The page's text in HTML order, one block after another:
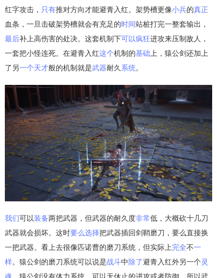
红字攻击， 只有推对方向才能避青入红。架势槽更像小兵的真正
血条，一旦击破架势槽就会有充足的时间站桩打完一整套输出，
最后补上高伤害的处决。这套机制下可以疯狂进攻来压制敌人，
一套把小怪连死。在避青入红这个机制的基础 上，猿公剑还加上
了另一个天才般的机制就是武器耐久 系统。
我们可以装备两把武器，但武器的耐久度非常低，大概砍十几刀
武器就会损坏。这时要么选择把武器插回剑鞘磨刀，要么直接换
一把武器。看上去很像匹诺曹的磨刀系统，但实际上完全不一
样。猿公剑的磨刀系统可以说是战斗中除了避青入红外另一个灵